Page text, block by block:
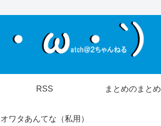
RSS まとめのまとめ
オワタあんてな（私用）